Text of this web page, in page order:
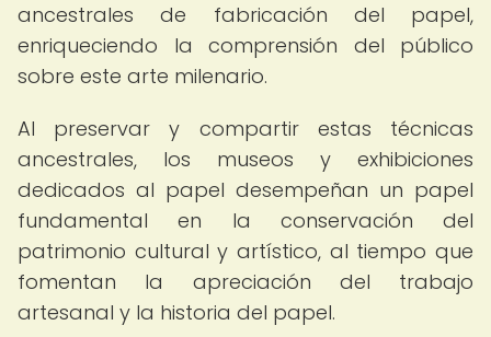
ancestrales de fabricación del papel,
enriqueciendo la comprensión del público
sobre este arte milenario.
Al preservar y compartir estas técnicas
ancestrales, los museos y exhibiciones
dedicados al papel desempeñan un papel
fundamental en la conservación del
patrimonio cultural y artístico, al tiempo que
fomentan la apreciación del trabajo
artesanal y la historia del papel.